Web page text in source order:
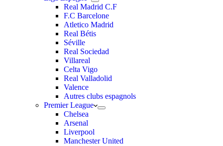
Real Madrid C.F
F.C Barcelone
Atletico Madrid
Real Bétis
Séville
Real Sociedad
Villareal
Celta Vigo
Real Valladolid
Valence
Autres clubs espagnols
Premier League
Chelsea
Arsenal
Liverpool
Manchester United